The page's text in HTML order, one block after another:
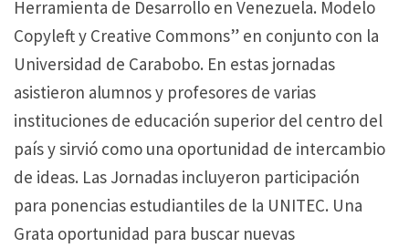
Herramienta de Desarrollo en Venezuela. Modelo
Copyleft y Creative Commons” en conjunto con la
Universidad de Carabobo. En estas jornadas
asistieron alumnos y profesores de varias
instituciones de educación superior del centro del
país y sirvió como una oportunidad de intercambio
de ideas. Las Jornadas incluyeron participación
para ponencias estudiantiles de la UNITEC. Una
Grata oportunidad para buscar nuevas